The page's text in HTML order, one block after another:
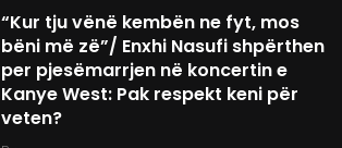
“Kur tju vënë kembën ne fyt, mos
bëni më zë”/ Enxhi Nasufi shpërthen
per pjesëmarrjen në koncertin e
Kanye West: Pak respekt keni për
veten?